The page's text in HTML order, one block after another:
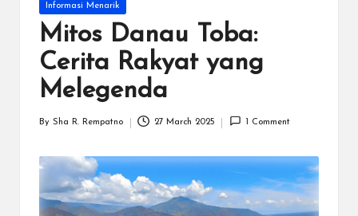
Posted
in
Informasi Menarik
Mitos Danau Toba:
Cerita Rakyat yang
Melegenda
By Sha R. Rempatno 27 March 2025 1 Comment